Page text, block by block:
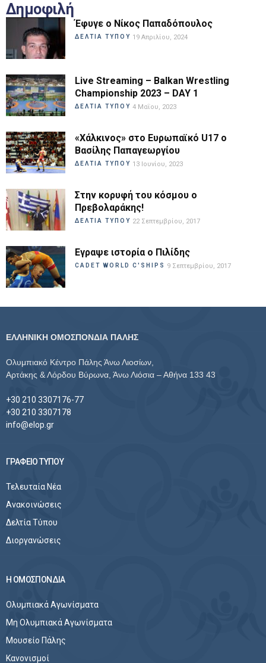
Δημοφιλή
Έφυγε ο Νίκος Παπαδόπουλος
ΔΕΛΤΙΑ ΤΥΠΟΥ 19 Απριλίου, 2024
Live Streaming – Balkan Wrestling
Championship 2023 – DAY 1
ΔΕΛΤΙΑ ΤΥΠΟΥ 4 Μαΐου, 2023
«Χάλκινος» στο Ευρωπαϊκό U17 ο
Βασίλης Παπαγεωργίου
ΔΕΛΤΙΑ ΤΥΠΟΥ 13 Ιουνίου, 2023
Στην κορυφή του κόσμου ο
Πρεβολαράκης!
ΔΕΛΤΙΑ ΤΥΠΟΥ 22 Σεπτεμβρίου, 2017
Εγραψε ιστορία ο Πιλίδης
CADET WORLD C'SHIPS 9 Σεπτεμβρίου, 2017
ΕΛΛΗΝΙΚΗ ΟΜΟΣΠΟΝΔΙΑ ΠΑΛΗΣ
Ολυμπιακό Κέντρο Πάλης Άνω Λιοσίων,
Αρτάκης & Λόρδου Βύρωνα, Άνω Λιόσια – Αθήνα 133 43
+30 210 3307176-77
+30 210 3307178
info@elop.gr
ΓΡΑΦΕΙΟ ΤΥΠΟΥ
Τελευταία Νέα
Ανακοινώσεις
Δελτία Τύπου
Διοργανώσεις
Η ΟΜΟΣΠΟΝΔΙΑ
Ολυμπιακά Αγωνίσματα
Μη Ολυμπιακά Αγωνίσματα
Μουσείο Πάλης
Κανονισμοί